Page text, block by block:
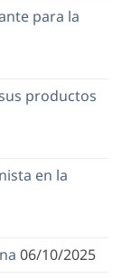
para la
productos
en la
06/10/2025